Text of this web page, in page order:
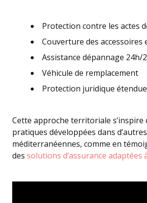
Protection contre les actes
Couverture des accessoires
Assistance dépannage 24h/
Véhicule de remplacement
Protection juridique étendue
Cette approche territoriale s’inspire
pratiques développées dans
méditerranéennes, comme en
des solutions d’assurance adaptées